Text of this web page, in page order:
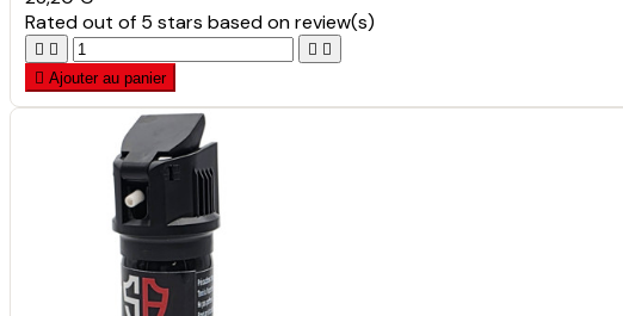
Ratedout of 5 stars based onreview(s)
   
 Ajouter au panier